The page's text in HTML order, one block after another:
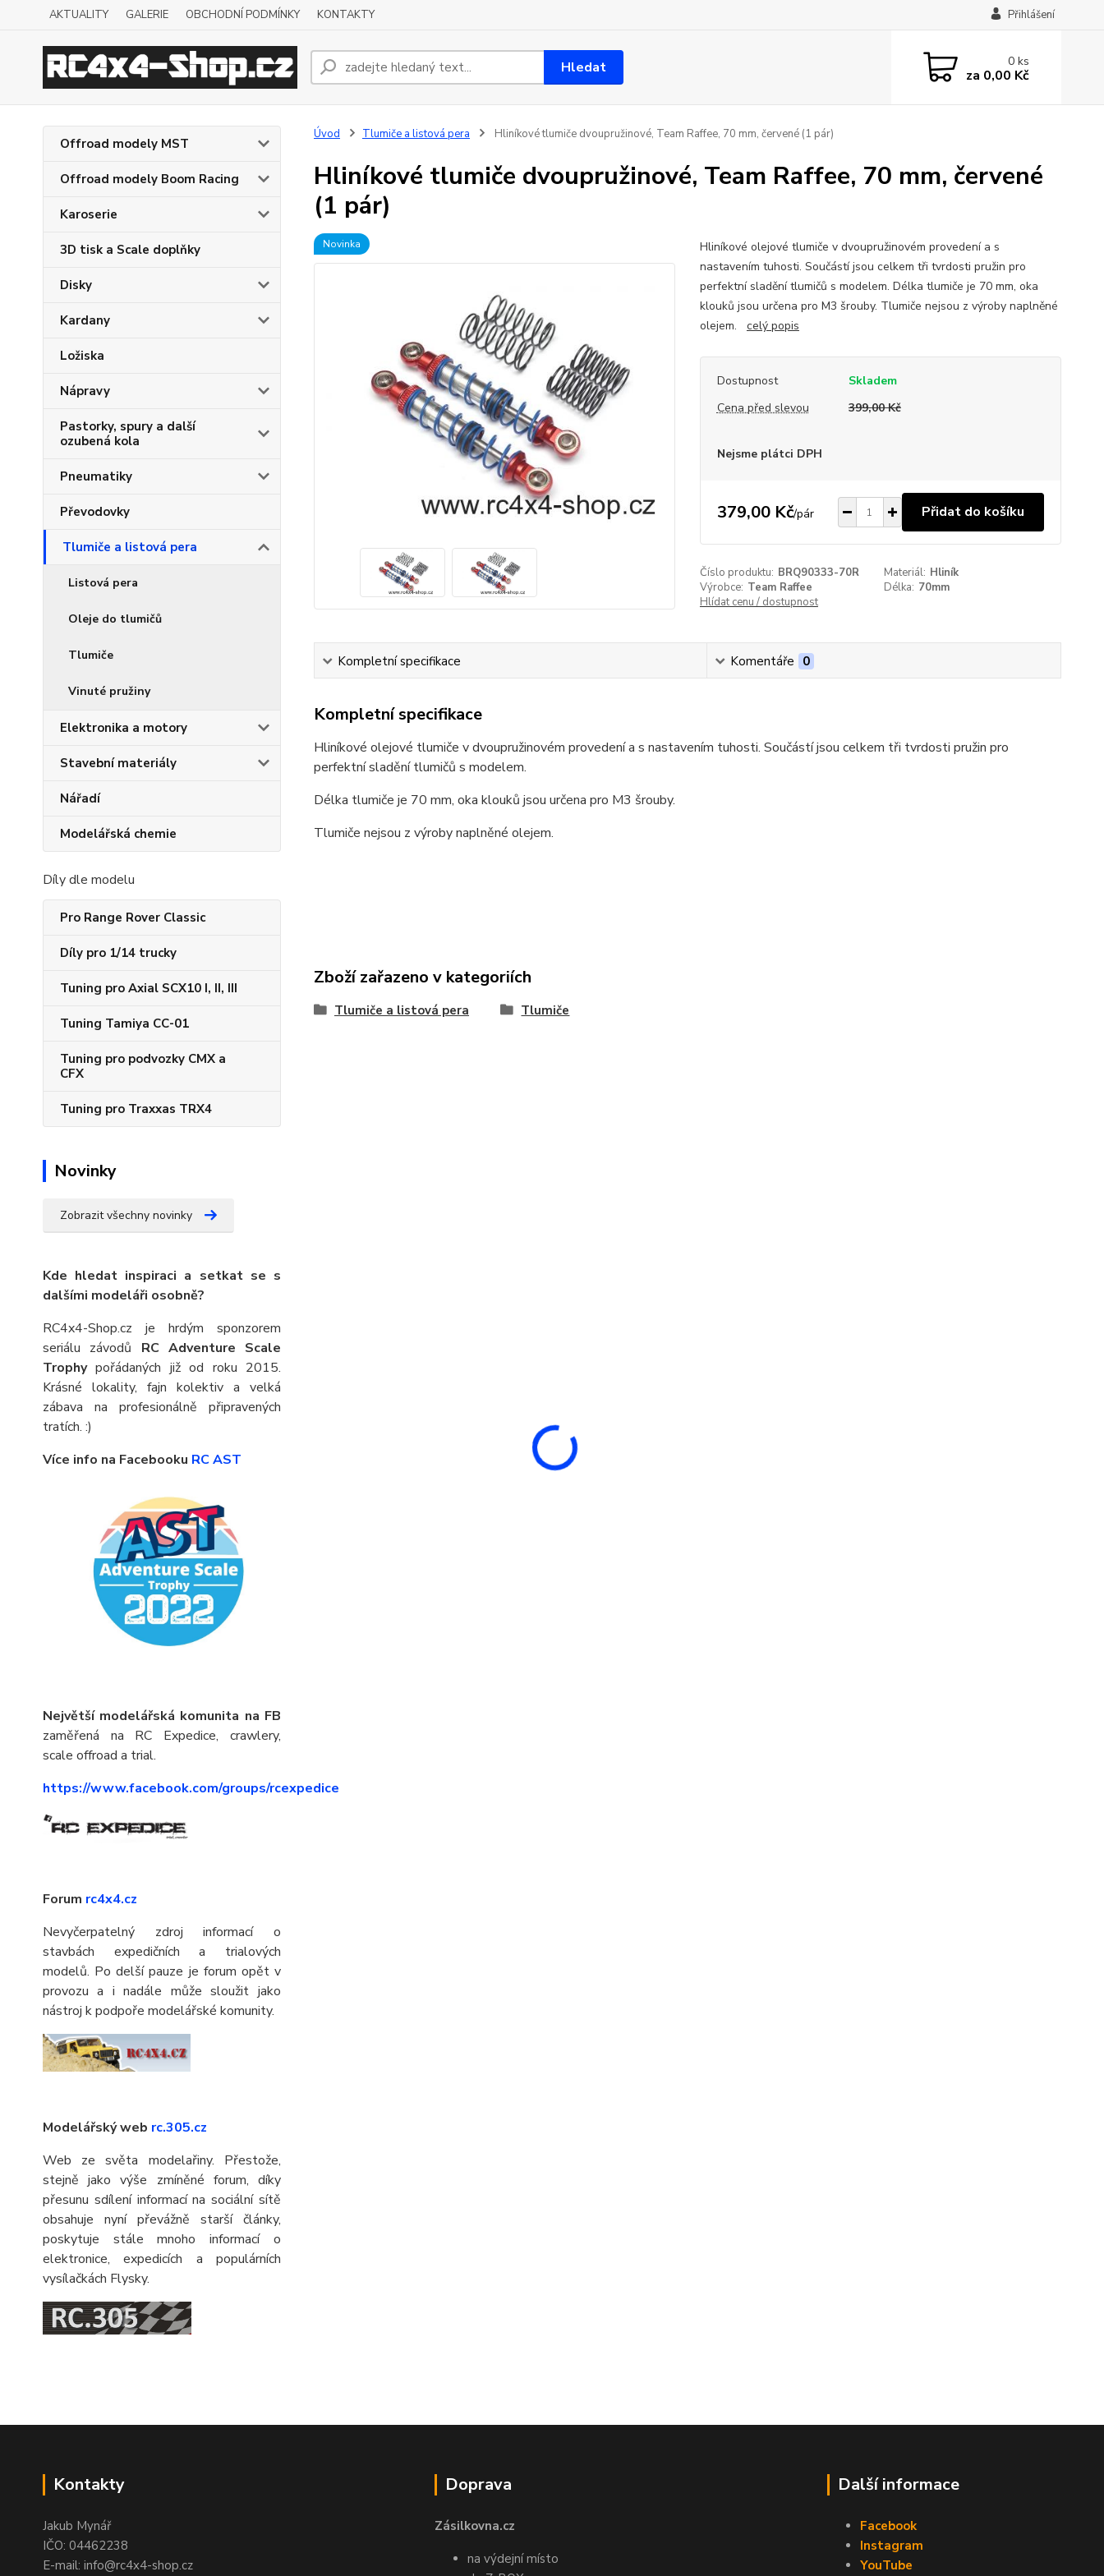
AKTUALITY GALERIE OBCHODNÍ PODMÍNKY KONTAKTY Přihlášení
Hledat 0ks
za 0,00 Kč
Offroad modely MST
Offroad modely Boom Racing
Karoserie
3D tisk a Scale doplňky
Disky
Kardany
Ložiska
Nápravy
Pastorky, spury a další
ozubená kola
Pneumatiky
Převodovky
Tlumiče a listová pera
Listová pera
Oleje do tlumičů
Tlumiče
Vinuté pružiny
Elektronika a motory
Stavební materiály
Nářadí
Modelářská chemie
Díly dle modelu
Pro Range Rover Classic
Díly pro 1/14 trucky
Tuning pro Axial SCX10 I, II, III
Tuning Tamiya CC-01
Tuning pro podvozky CMX a
CFX
Tuning pro Traxxas TRX4
Novinky
Zobrazit všechny novinky
Kde hledat inspiraci a setkat se s
dalšími modeláři osobně?
RC4x4-Shop.cz je hrdým sponzorem
seriálu závodů RC Adventure Scale
Trophypořádaných již od roku 2015.
Krásné lokality, fajn kolektiv a velká
zábava na profesionálně připravených
tratích. :)
Více info na Facebooku RC AST
Největší modelářská komunita na FB
zaměřená na RC Expedice, crawlery,
scale offroad a trial.
https://www.facebook.com/groups/rcexpedice
Forum rc4x4.cz
Nevyčerpatelný zdroj informací o
stavbách expedičních a trialových
modelů. Po delší pauze je forum opět v
provozu a i nadále může sloužit jako
nástroj k podpoře modelářské komunity.
Modelářský web rc.305.cz
Web ze světa modelařiny. Přestože,
stejně jako výše zmíněné forum, díky
přesunu sdílení informací na sociální sítě
obsahuje nyní převážně starší články,
poskytuje stále mnoho informací o
elektronice, expedicích a populárních
vysílačkách Flysky.
Úvod Tlumiče a listová pera Hliníkové tlumiče dvoupružinové, Team Raffee, 70 mm, červené (1 pár)
Hliníkové tlumiče dvoupružinové, Team Raffee, 70 mm, červené
(1 pár)
Novinka
Hliníkové olejové tlumiče v dvoupružinovém provedení a s
nastavením tuhosti. Součástí jsou celkem tři tvrdosti pružin pro
perfektní sladění tlumičů s modelem. Délka tlumiče je 70 mm, oka
klouků jsou určena pro M3 šrouby. Tlumiče nejsou z výroby naplněné
olejem. celý popis
Dostupnost
Skladem
Cena před slevou
399,00 Kč
Nejsme plátci DPH
379,00 Kč/pár Přidat do košíku
Číslo produktu: BRQ90333-70R Materiál: Hliník
Výrobce: Team Raffee Délka: 70mm
Hlídat cenu / dostupnost
Kompletní specifikace Komentáře 0
Kompletní specifikace
Hliníkové olejové tlumiče v dvoupružinovém provedení a s nastavením tuhosti. Součástí jsou celkem tři tvrdosti pružin pro
perfektní sladění tlumičů s modelem.
Délka tlumiče je 70 mm, oka klouků jsou určena pro M3 šrouby.
Tlumiče nejsou z výroby naplněné olejem.
Zboží zařazeno v kategoriích
Tlumiče a listová pera Tlumiče
Kontakty
Jakub Mynář
IČO: 04462238
E-mail: info@rc4x4-shop.cz
Doprava
Zásilkovna.cz
na výdejní místo
Další informace
Facebook
Instagram
YouTube